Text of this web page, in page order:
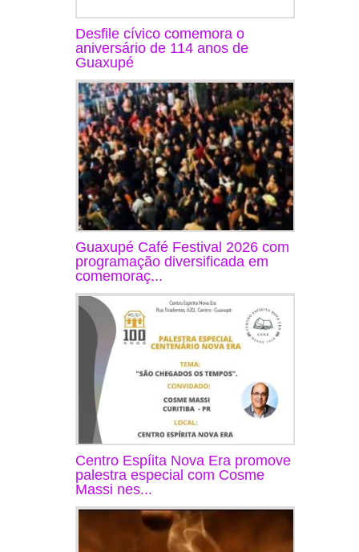
Desfile cívico comemora o
aniversário de 114 anos de
Guaxupé
Guaxupé Café Festival 2026 com
programação diversificada em
comemoraç...
Centro Espíita Nova Era promove
palestra especial com Cosme
Massi nes...